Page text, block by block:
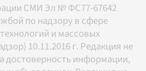
СМИ Эл № ФС77-67642
по надзору в сфере
и массовых
10.11.2016 г. Редакция не
достоверность информации,